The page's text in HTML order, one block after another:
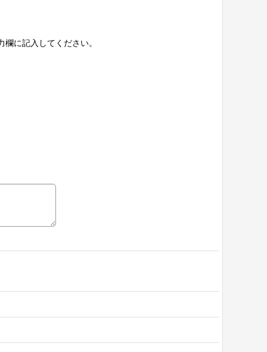
に記入してください。